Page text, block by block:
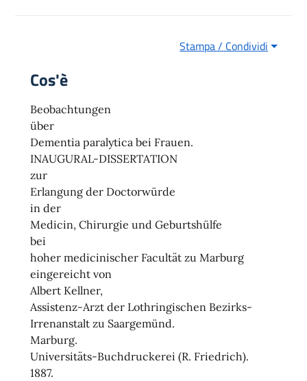
Stampa / Condividi
Cos'è
Beobachtungen
über
Dementia paralytica bei Frauen.
INAUGURAL-DISSERTATION
zur
Erlangung der Doctorwürde
in der
Medicin, Chirurgie und Geburtshülfe
bei
hoher medicinischer Facultät zu Marburg
eingereicht von
Albert Kellner,
Assistenz-Arzt der Lothringischen Bezirks-
Irrenanstalt zu Saargemünd.
Marburg.
Universitäts-Buchdruckerei (R. Friedrich).
1887.